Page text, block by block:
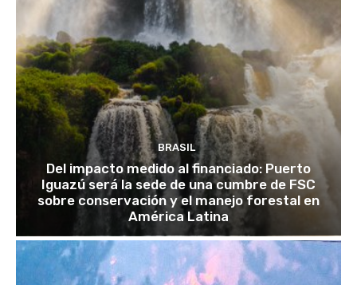
BRASIL
Del impacto medido al financiado: Puerto
Iguazú será la sede de una cumbre de FSC
sobre conservación y el manejo forestal en
América Latina